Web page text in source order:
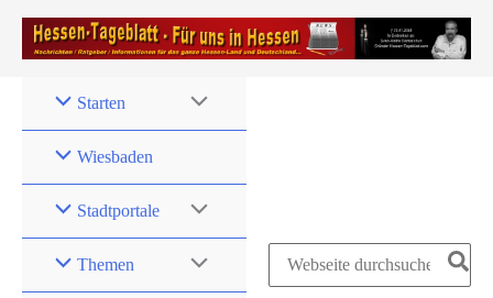
Zum
Inhalt
Starten
Wiesbaden
Stadtportale
Themen Search